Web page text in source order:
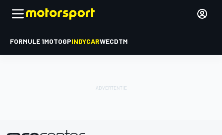
FORMULE 1MOTOGPINDYCARWECDTM